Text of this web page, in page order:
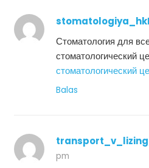
Стоматология для
стоматологический
стоматологический
Balas
pm